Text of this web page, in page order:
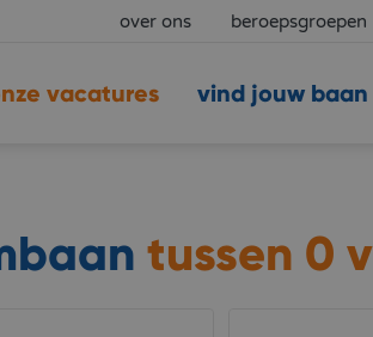
over ons beroepsgroepen
vind jouw baan
vacatures
tussen 0